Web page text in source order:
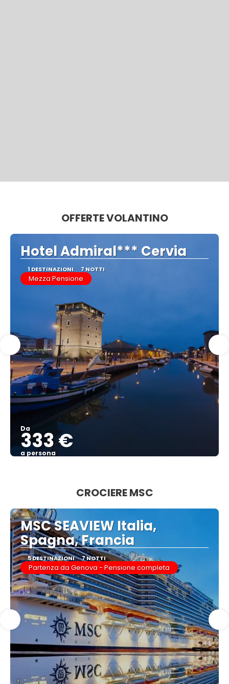
OFFERTE VOLANTINO
Hotel Admiral*** Cervia
1 DESTINAZIONI 7 NOTTI
Mezza Pensione
Da
333 €
a persona
CROCIERE MSC
MSC SEAVIEW Italia,
Spagna, Francia
5 DESTINAZIONI 7 NOTTI
Partenza da Genova - Pensione completa